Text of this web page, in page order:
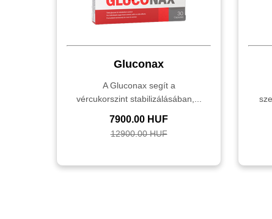
Gluconax
A Gluconax segít a
vércukorszint stabilizálásában,...
7900.00 HUF
12900.00 HUF